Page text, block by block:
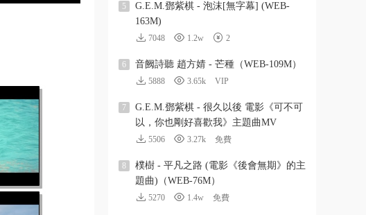
5
G.E.M.鄧紫棋 - 泡沫[無字幕] (WEB-
163M)
7048 1.2w 2
6 音阙詩聽 趙方婧 - 芒種（WEB-109M）
5888 3.65k VIP
7
G.E.M.鄧紫棋 - 很久以後 電影《可不可
以，你也剛好喜歡我》主題曲MV
5506 3.27k 免費
8
樸樹 - 平凡之路 (電影《後會無期》的主
題曲)（WEB-76M）
5270 1.4w 免費